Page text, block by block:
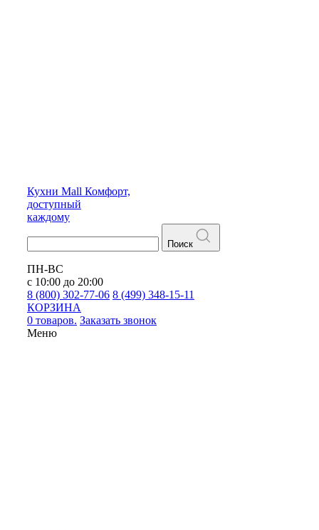
Кухни Mall Комфорт,
доступный
каждому
Поиск
ПН-ВС
с 10:00 до 20:00
8 (800) 302-77-06 8 (499) 348-15-11
КОРЗИНА
0 товаров. Заказать звонок
Меню